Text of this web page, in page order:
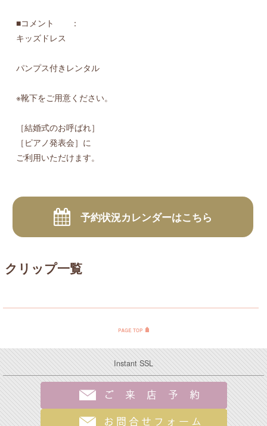
■コメント ：
キッズドレス
パンプス付きレンタル
※靴下をご用意ください。
［結婚式のお呼ばれ］
［ピアノ発表会］に
ご利用いただけます。
予約状況カレンダーはこちら
クリップ一覧
Instant SSL